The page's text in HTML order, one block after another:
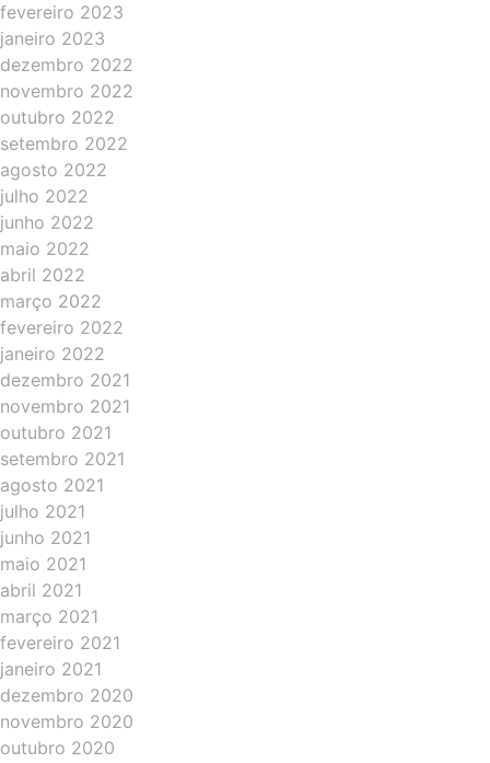
fevereiro 2023
janeiro 2023
dezembro 2022
novembro 2022
outubro 2022
setembro 2022
agosto 2022
julho 2022
junho 2022
maio 2022
abril 2022
março 2022
fevereiro 2022
janeiro 2022
dezembro 2021
novembro 2021
outubro 2021
setembro 2021
agosto 2021
julho 2021
junho 2021
maio 2021
abril 2021
março 2021
fevereiro 2021
janeiro 2021
dezembro 2020
novembro 2020
outubro 2020